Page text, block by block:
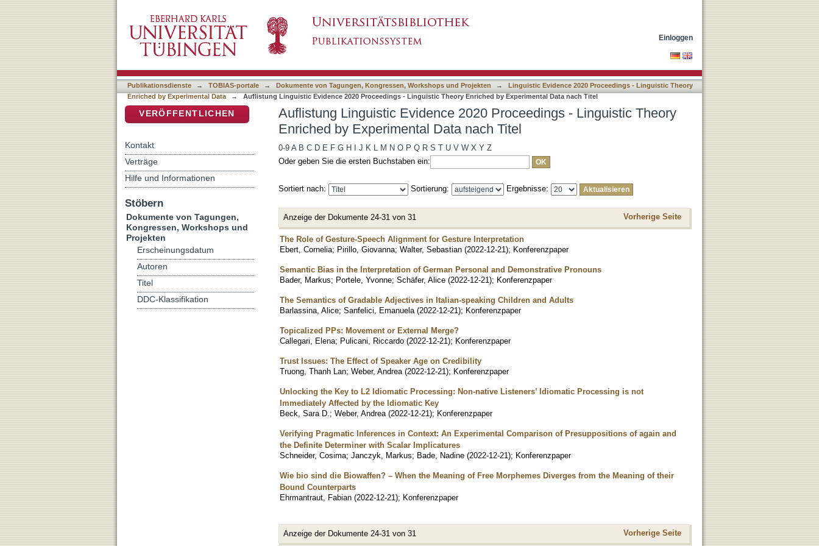
Data nach Titel
Einloggen
Publikationsdienste → TOBIAS-portale → Dokumente von Tagungen, Kongressen, Workshops und Projekten →
Linguistic Evidence 2020 Proceedings - Linguistic Theory
Enriched by Experimental Data
→ Auflistung Linguistic Evidence 2020 Proceedings - Linguistic Theory Enriched by Experimental Data nach Titel
Auflistung Linguistic Evidence 2020 Proceedings - Linguistic Theory
Enriched by Experimental Data nach Titel
0-9 A B C D E F G H J K L M N O P Q R S T U V W X Y Z
Oder geben Sie die ersten Buchstaben ein:
Sortiert nach: Sortierung: Ergebnisse:
Anzeige der Dokumente 24-31 von 31 Vorherige Seite
The Role of Gesture-Speech Alignment for Gesture Interpretation
Ebert, Cornelia; Pirillo, Giovanna; Walter, Sebastian (2022-12-21); Konferenzpaper
Semantic Bias in the Interpretation of German Personal and Demonstrative Pronouns
Bader, Markus; Portele, Yvonne; Schäfer, Alice (2022-12-21); Konferenzpaper
The Semantics of Gradable Adjectives in Italian-speaking Children and Adults
Barlassina, Alice; Sanfelici, Emanuela (2022-12-21); Konferenzpaper
Topicalized PPs: Movement or External Merge?
Callegari, Elena; Pulicani, Riccardo (2022-12-21); Konferenzpaper
Trust Issues: The Effect of Speaker Age on Credibility
Truong, Thanh Lan; Weber, Andrea (2022-12-21); Konferenzpaper
Unlocking the Key to L2 Idiomatic Processing: Non-native Listeners’ Idiomatic Processing is not
Immediately Affected by the Idiomatic Key
Beck, Sara D. ; Weber, Andrea (2022-12-21); Konferenzpaper
Verifying Pragmatic Inferences in Context: An Experimental Comparison of Presuppositions of again and
the Definite Determiner with Scalar Implicatures
Schneider, Cosima; Janczyk, Markus; Bade, Nadine (2022-12-21); Konferenzpaper
Wie bio sind die Biowaffen? – When the Meaning of Free Morphemes Diverges from the Meaning of their
Bound Counterparts
Ehrmantraut, Fabian (2022-12-21); Konferenzpaper
Anzeige der Dokumente 24-31 von 31 Vorherige Seite
VERÖFFENTLICHEN
Kontakt
Verträge
Hilfe und Informationen
Stöbern
Dokumente von Tagungen,
Kongressen, Workshops und
Projekten
Erscheinungsdatum
Autoren
Titel
DDC-Klassifikation